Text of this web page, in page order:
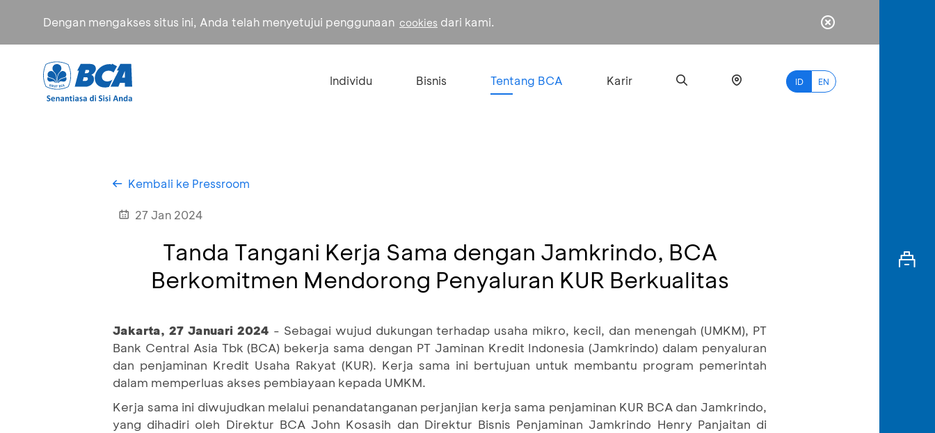
Dengan mengakses situs ini, Anda telah menyetujui penggunaan cookies dari kami.
Individu Bisnis Tentang BCA Karir ID EN
myBCA
Kembali ke Pressroom
27 Jan 2024
Tanda Tangani Kerja Sama dengan Jamkrindo, BCA
Berkomitmen Mendorong Penyaluran KUR Berkualitas
Jakarta, 27 Januari 2024 - Sebagai wujud dukungan terhadap usaha mikro, kecil, dan menengah (UMKM), PT
Bank Central Asia Tbk (BCA) bekerja sama dengan PT Jaminan Kredit Indonesia (Jamkrindo) dalam penyaluran
dan penjaminan Kredit Usaha Rakyat (KUR). Kerja sama ini bertujuan untuk membantu program pemerintah
dalam memperluas akses pembiayaan kepada UMKM.
Kerja sama ini diwujudkan melalui penandatanganan perjanjian kerja sama penjaminan KUR BCA dan Jamkrindo,
yang dihadiri oleh Direktur BCA John Kosasih dan Direktur Bisnis Penjaminan Jamkrindo Henry Panjaitan di